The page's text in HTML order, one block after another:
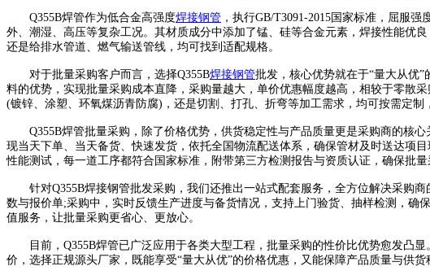
Q355B焊管作为低合金高强度焊接钢管 ，执行GB/T3091-2015国家标准，屈服强
外、潮湿、高压等复杂工况。其材质成分中添加了锰、硅等合金元素，焊接性能优
还是给排水管道、燃气输送管线，均可找到适配规格。
对于批量采购客户而言，选择Q355B焊接钢管批发，核心优势就在于“量大从优
料的优势，实现批量采购成本直降，采购量越大，单价优惠幅度越高，相较于零散
(镀锌、涂塑、环氧煤沥青防腐)，还是切割、打孔、折弯等加工需求，均可按需定制
Q355B焊管批量采购，除了价格优势，供货稳定性与产品质量更是采购商的核心
现当天下单、当天备货、快速发货，依托全国物流配送体系，确保管材及时送达项
性能测试，每一道工序都符合国家标准，附带第三方检测报告与资质认证，确保批
针对Q355B焊接钢管批发采购，我们还推出一站式配套服务，全方位解决采购商
数与报价单;采购中，实时反馈生产进度与备货情况，支持上门验货、抽样检测，
值服务，让批量采购更省心、更放心。
目前，Q355B焊管已广泛应用于各类大型工程，批量采购的性价比优势愈发凸显
价，选择正规源头厂家，既能享受“量大从优”的价格优惠，又能保障产品质量与供货